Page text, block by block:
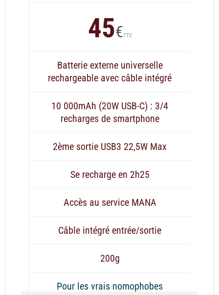
45€ TTC
Batterie externe universelle
rechargeable avec câble intégré
10 000mAh (20W USB-C) : 3/4
recharges de smartphone
2ème sortie USB3 22,5W Max
Se recharge en 2h25
Accès au service MANA
Câble intégré entrée/sortie
200g
Pour les vrais nomophobes